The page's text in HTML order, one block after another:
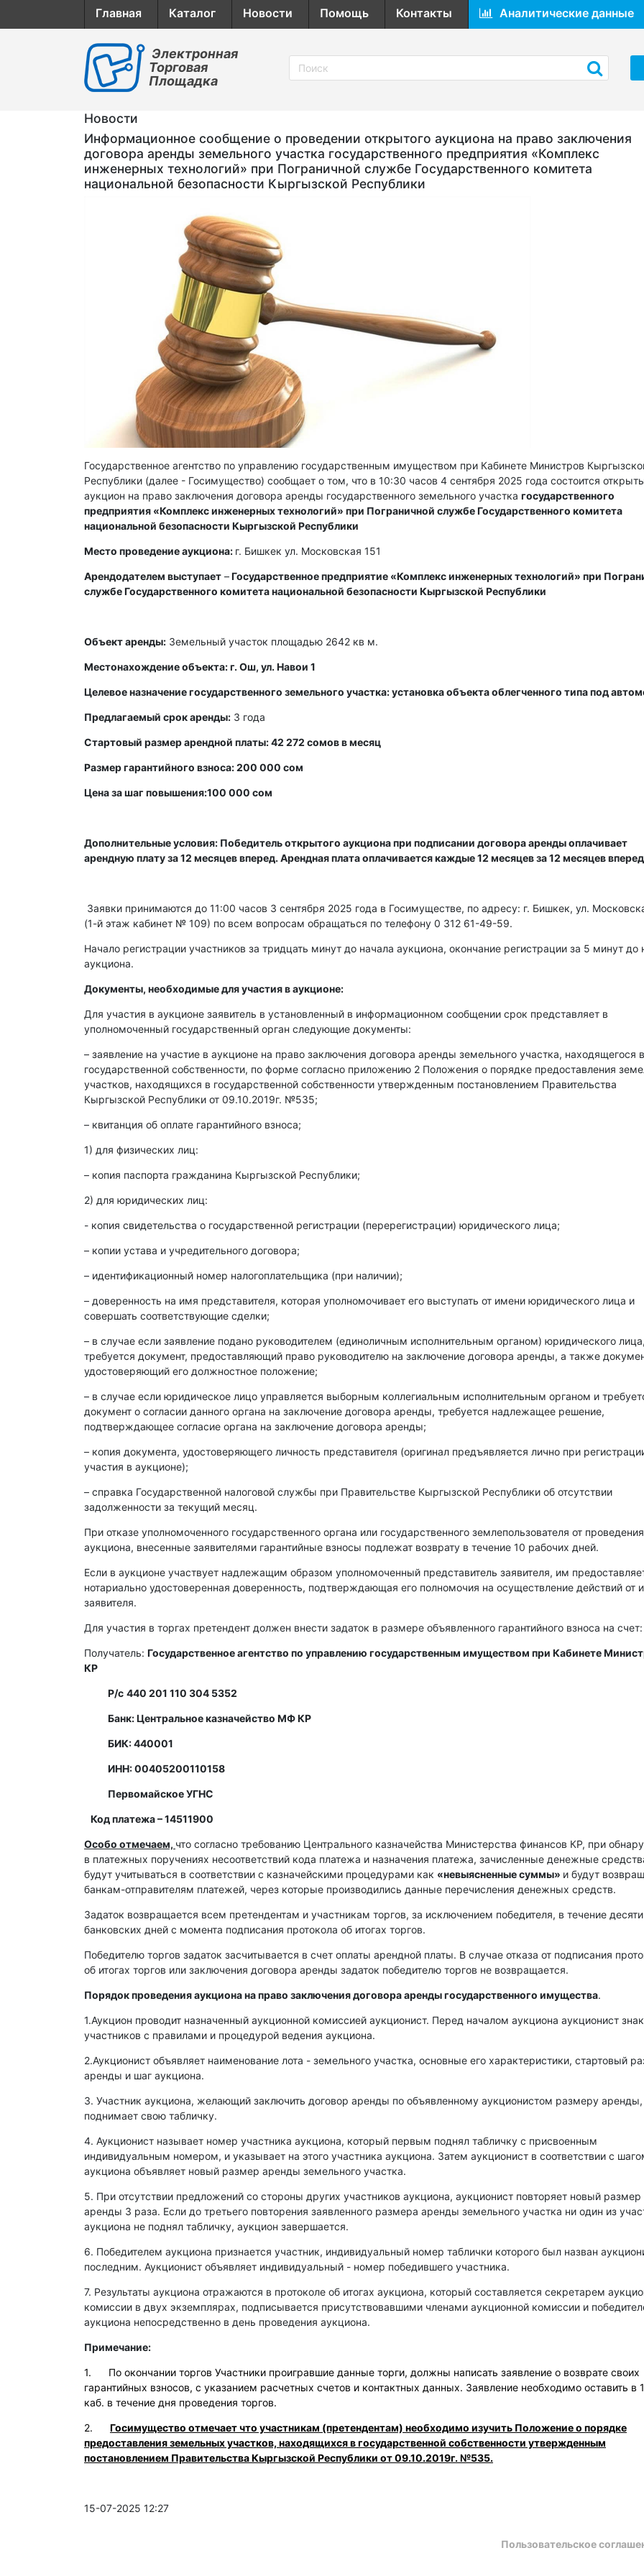
Главная Каталог Новости Помощь Контакты Аналитические данные
Электронная
Торговая
Площадка
Новости
Информационное сообщение о проведении открытого аукциона на право заключения
договора аренды земельного участка государственного предприятия «Комплекс
инженерных технологий» при Пограничной службе Государственного комитета
национальной безопасности Кыргызской Республики
Государственное агентство по управлению государственным имуществом при Кабинете Министров
Республики (далее - Госимущество) сообщает о том, что в 10:30 часов 4 сентября 2025 года состоится
аукцион на право заключения договора аренды государственного земельного участка государственного
предприятия «Комплекс инженерных технологий» при Пограничной службе Государственного комитета
национальной безопасности Кыргызской Республики
Место проведение аукциона: г. Бишкек ул. Московская 151
Арендодателем выступает –Государственное предприятие «Комплекс инженерных технологий» при
службе Государственного комитета национальной безопасности Кыргызской Республики
Объект аренды: Земельный участок площадью 2642 кв м.
Местонахождение объекта: г. Ош, ул. Навои 1
Целевое назначение государственного земельного участка: установка объекта облегченного типа под
Предлагаемый срок аренды: 3 года
Стартовый размер арендной платы: 42 272 сомов в месяц
Размер гарантийного взноса: 200 000 сом
Цена за шаг повышения:100 000 сом
Дополнительные условия: Победитель открытого аукциона при подписании договора аренды оплачивает
арендную плату за 12 месяцев вперед. Арендная плата оплачивается каждые 12 месяцев за 12 месяцев
Заявки принимаются до 11:00 часов 3 сентября 2025 года в Госимуществе, по адресу: г. Бишкек, ул.
(1-й этаж кабинет № 109) по всем вопросам обращаться по телефону 0 312 61-49-59.
Начало регистрации участников за тридцать минут до начала аукциона, окончание регистрации за 5 минут до
аукциона.
Документы, необходимые для участия в аукционе:
Для участия в аукционе заявитель в установленный в информационном сообщении срок представляет в
уполномоченный государственный орган следующие документы:
– заявление на участие в аукционе на право заключения договора аренды земельного участка, находящегося в
государственной собственности, по форме согласно приложению 2 Положения о порядке предоставления
участков, находящихся в государственной собственности утвержденным постановлением Правительства
Кыргызской Республики от 09.10.2019г. №535;
– квитанция об оплате гарантийного взноса;
1) для физических лиц:
– копия паспорта гражданина Кыргызской Республики;
2) для юридических лиц:
- копия свидетельства о государственной регистрации (перерегистрации) юридического лица;
– копии устава и учредительного договора;
– идентификационный номер налогоплательщика (при наличии);
– доверенность на имя представителя, которая уполномочивает его выступать от имени юридического лица и
совершать соответствующие сделки;
– в случае если заявление подано руководителем (единоличным исполнительным органом) юридического лица,
требуется документ, предоставляющий право руководителю на заключение договора аренды, а также
удостоверяющий его должностное положение;
– в случае если юридическое лицо управляется выборным коллегиальным исполнительным органом и
документ о согласии данного органа на заключение договора аренды, требуется надлежащее решение,
подтверждающее согласие органа на заключение договора аренды;
– копия документа, удостоверяющего личность представителя (оригинал предъявляется лично при
участия в аукционе);
– справка Государственной налоговой службы при Правительстве Кыргызской Республики об отсутствии
задолженности за текущий месяц.
При отказе уполномоченного государственного органа или государственного землепользователя от проведения
аукциона, внесенные заявителями гарантийные взносы подлежат возврату в течение 10 рабочих дней.
Если в аукционе участвует надлежащим образом уполномоченный представитель заявителя, им
нотариально удостоверенная доверенность, подтверждающая его полномочия на осуществление действий от
заявителя.
Для участия в торгах претендент должен внести задаток в размере объявленного гарантийного взноса на счет:
Получатель: Государственное агентство по управлению государственным имуществом при Кабинете
КР
Р/с 440 201 110 304 5352
Банк: Центральное казначейство МФ КР
БИК: 440001
ИНН: 00405200110158
Первомайское УГНС
Код платежа – 14511900
Особо отмечаем, что согласно требованию Центрального казначейства Министерства финансов КР, при
в платежных поручениях несоответствий кода платежа и назначения платежа, зачисленные денежные
будут учитываться в соответствии с казначейскими процедурами как «невыясненные суммы» и будут
банкам-отправителям платежей, через которые производились данные перечисления денежных средств.
Задаток возвращается всем претендентам и участникам торгов, за исключением победителя, в течение десяти
банковских дней с момента подписания протокола об итогах торгов.
Победителю торгов задаток засчитывается в счет оплаты арендной платы. В случае отказа от подписания
об итогах торгов или заключения договора аренды задаток победителю торгов не возвращается.
Порядок проведения аукциона на право заключения договора аренды государственного имущества.
1.Аукцион проводит назначенный аукционной комиссией аукционист. Перед началом аукциона аукционист
участников с правилами и процедурой ведения аукциона.
2.Аукционист объявляет наименование лота - земельного участка, основные его характеристики, стартовый
аренды и шаг аукциона.
3. Участник аукциона, желающий заключить договор аренды по объявленному аукционистом размеру аренды,
поднимает свою табличку.
4. Аукционист называет номер участника аукциона, который первым поднял табличку с присвоенным
индивидуальным номером, и указывает на этого участника аукциона. Затем аукционист в соответствии с
аукциона объявляет новый размер аренды земельного участка.
5. При отсутствии предложений со стороны других участников аукциона, аукционист повторяет новый размер
аренды 3 раза. Если до третьего повторения заявленного размера аренды земельного участка ни один из
аукциона не поднял табличку, аукцион завершается.
6. Победителем аукциона признается участник, индивидуальный номер таблички которого был назван
последним. Аукционист объявляет индивидуальный - номер победившего участника.
7. Результаты аукциона отражаются в протоколе об итогах аукциона, который составляется секретарем
комиссии в двух экземплярах, подписывается присутствовавшими членами аукционной комиссии и
аукциона непосредственно в день проведения аукциона.
Примечание:
1. По окончании торгов Участники проигравшие данные торги, должны написать заявление о возврате своих
гарантийных взносов, с указанием расчетных счетов и контактных данных. Заявление необходимо оставить в
каб. в течение дня проведения торгов.
2. Госимущество отмечает что участникам (претендентам) необходимо изучить Положение о порядке
предоставления земельных участков, находящихся в государственной собственности утвержденным
постановлением Правительства Кыргызской Республики от 09.10.2019г. №535.
15-07-2025 12:27
Пользовательское